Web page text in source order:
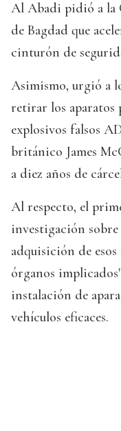
Al Abadi pidió a la
de Bagdad que
cinturón de
Asimismo, urgió a
retirar los aparatos
explosivos falsos
británico James
a diez años de
Al respecto, el
investigación
adquisición de
órganos
instalación de
vehículos eficaces.